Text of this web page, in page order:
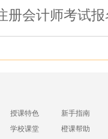
册会计师考试
授课特色
新手指南
学校课堂 橙课帮助